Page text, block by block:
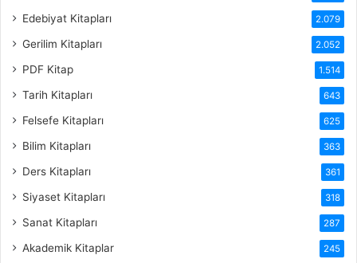
Edebiyat Kitapları 2.079
Gerilim Kitapları 2.052
PDF Kitap 1.514
Tarih Kitapları 643
Felsefe Kitapları 625
Bilim Kitapları 363
Ders Kitapları 361
Siyaset Kitapları 318
Sanat Kitapları 287
Akademik Kitaplar 245